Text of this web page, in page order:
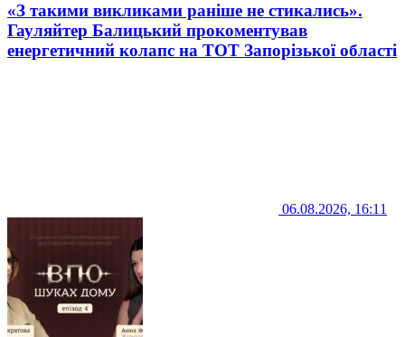
«З такими викликами раніше не стикались».
Гауляйтер Балицький прокоментував
енергетичний колапс на ТОТ Запорізької області
06.08.2026, 16:11